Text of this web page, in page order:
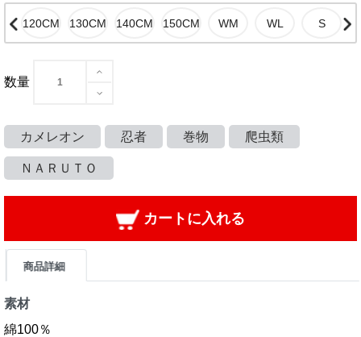
数量
カメレオン 忍者 巻物 爬虫類
ＮＡＲＵＴＯ
カートに入れる
商品詳細
素材
綿100％